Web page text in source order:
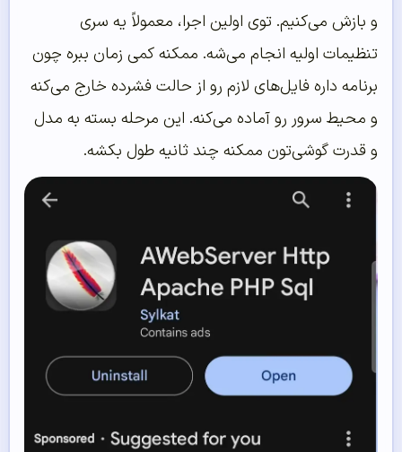
و بازش می‌کنیم. توی اولین اجرا، معمولاً یه سری
تنظیمات اولیه انجام می‌شه. ممکنه کمی زمان ببره چون
برنامه داره فایل‌های لازم رو از حالت فشرده خارج می‌کنه
و محیط سرور رو آماده می‌کنه. این مرحله بسته به مدل
و قدرت گوشی‌تون ممکنه چند ثانیه طول بکشه.